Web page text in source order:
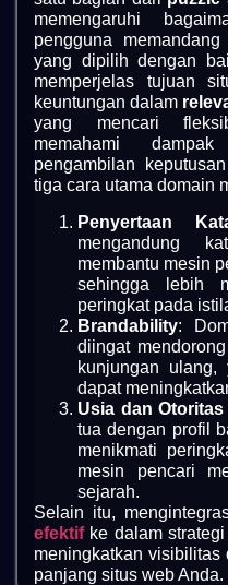
memengaruhi
pengguna
yang dipilih dengan
memperjelas tujuan
keuntungan dalam
yang mencari
memahami
pengambilan
tiga cara utama domain
Penyertaan
mengandung
membantu mesin
sehingga lebih
peringkat pada
Brandability:
diingat
kunjungan ulang,
dapat
Usia dan Otoritas
tua dengan profil
menikmati
mesin pencari
sejarah.
Selain itu,
efektifke dalam strategi
meningkatkan
panjang situs web Anda.